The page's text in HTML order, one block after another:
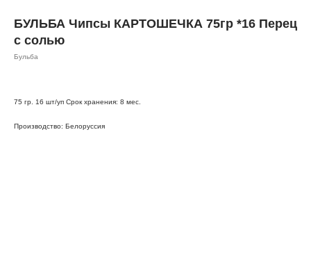
БУЛЬБА Чипсы КАРТОШЕЧКА 75гр *16 Перец
с солью
Бульба
75 гр. 16 шт/уп Срок хранения: 8 мес.
Производство: Белоруссия